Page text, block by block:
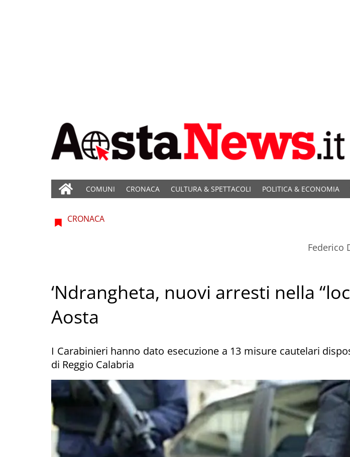
COMUNI CRONACA CULTURA & SPETTACOLI POLITICA & ECONOMIA
CRONACA
Federico
‘Ndrangheta, nuovi arresti nella
Aosta
I Carabinieri hanno dato esecuzione a 13 misure cautelari
di Reggio Calabria